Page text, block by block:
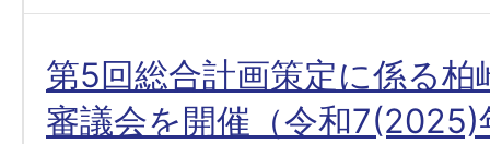
第5回総合計画策定に係る柏
審議会を開催（令和7(2025)